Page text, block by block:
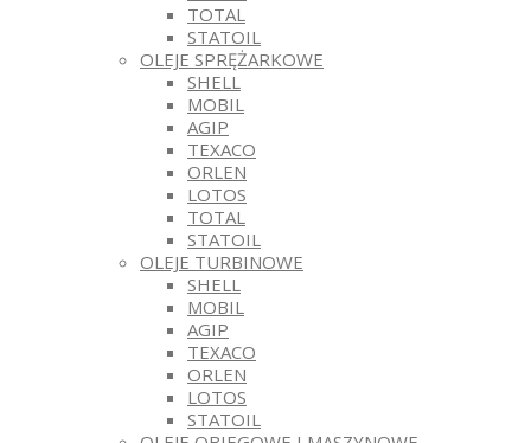
TOTAL
STATOIL
OLEJE SPRĘŻARKOWE
SHELL
MOBIL
AGIP
TEXACO
ORLEN
LOTOS
TOTAL
STATOIL
OLEJE TURBINOWE
SHELL
MOBIL
AGIP
TEXACO
ORLEN
LOTOS
STATOIL